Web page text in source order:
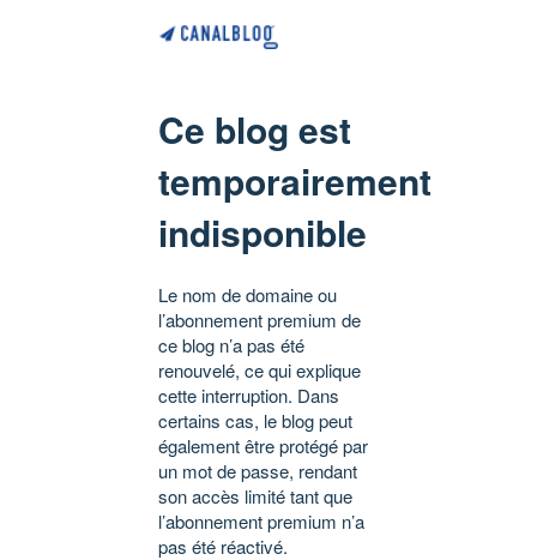
Ce blog est
temporairement
indisponible
Le nom de domaine ou
l’abonnement premium de
ce blog n’a pas été
renouvelé, ce qui explique
cette interruption. Dans
certains cas, le blog peut
également être protégé par
un mot de passe, rendant
son accès limité tant que
l’abonnement premium n’a
pas été réactivé.